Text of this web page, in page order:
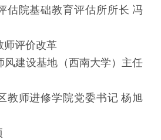
估院基础教育评估所所长 冯
师评价改革
风建设基地（西南大学）主任
教师进修学院党委书记 杨旭